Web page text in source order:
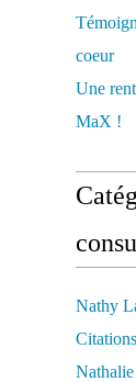
coeur
Une
MaX !
Nathy